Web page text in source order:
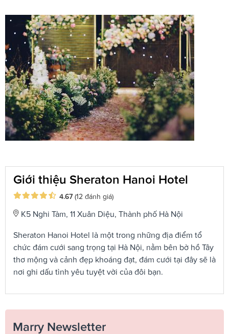
Giới thiệu Sheraton Hanoi Hotel
4.67 (12 đánh giá)
K5 Nghi Tàm, 11 Xuân Diệu, Thành phố Hà Nội
Sheraton Hanoi Hotel là một trong những địa điểm tổ
chức đám cưới sang trọng tại Hà Nội, nằm bên bờ hồ Tây
thơ mộng và cảnh đẹp khoáng đạt, đám cưới tại đây sẽ là
nơi ghi dấu tình yêu tuyệt vời của đôi bạn.
Marry Newsletter